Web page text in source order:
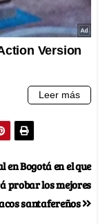
en Bogotá en el que
probar los mejores
santafereños